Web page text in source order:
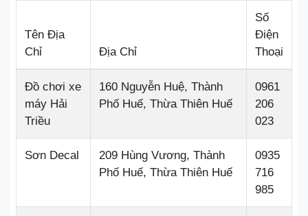
Tên Địa
Chỉ
Địa Chỉ
Số
Điện
Thoại
Đồ chơi xe
máy Hải
Triều
160 Nguyễn Huệ, Thành
Phố Huế, Thừa Thiên Huế
0961
206
023
Sơn Decal
209 Hùng Vương, Thành
Phố Huế, Thừa Thiên Huế
0935
716
985